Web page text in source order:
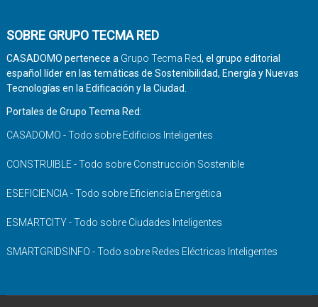
SOBRE GRUPO TECMA RED
CASADOMO pertenece a Grupo Tecma Red, el grupo editorial
español líder en las temáticas de Sostenibilidad, Energía y Nuevas
Tecnologías en la Edificación y la Ciudad.
Portales de Grupo Tecma Red:
CASADOMO - Todo sobre Edificios Inteligentes
CONSTRUIBLE - Todo sobre Construcción Sostenible
ESEFICIENCIA - Todo sobre Eficiencia Energética
ESMARTCITY - Todo sobre Ciudades Inteligentes
SMARTGRIDSINFO - Todo sobre Redes Eléctricas Inteligentes